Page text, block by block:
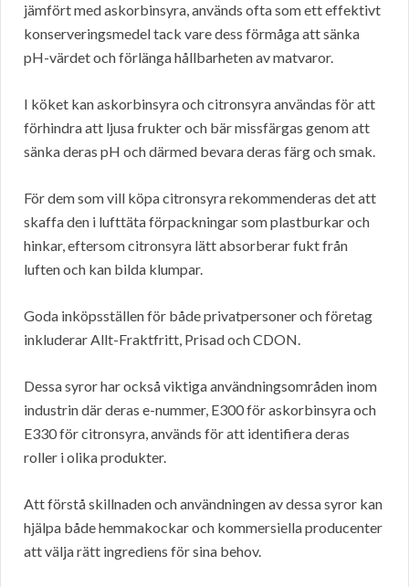
jämfört med askorbinsyra, används ofta som ett effektivt
konserveringsmedel tack vare dess förmåga att sänka
pH-värdet och förlänga hållbarheten av matvaror.
I köket kan askorbinsyra och citronsyra användas för att
förhindra att ljusa frukter och bär missfärgas genom att
sänka deras pH och därmed bevara deras färg och smak.
För dem som vill köpa citronsyra rekommenderas det att
skaffa den i lufttäta förpackningar som plastburkar och
hinkar, eftersom citronsyra lätt absorberar fukt från
luften och kan bilda klumpar.
Goda inköpsställen för både privatpersoner och företag
inkluderar Allt-Fraktfritt, Prisad och CDON.
Dessa syror har också viktiga användningsområden inom
industrin där deras e-nummer, E300 för askorbinsyra och
E330 för citronsyra, används för att identifiera deras
roller i olika produkter.
Att förstå skillnaden och användningen av dessa syror kan
hjälpa både hemmakockar och kommersiella producenter
att välja rätt ingrediens för sina behov.